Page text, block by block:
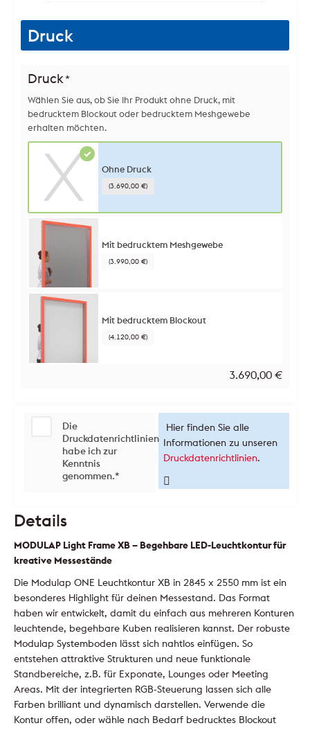
Druck
Druck*
Wählen Sie aus, ob Sie Ihr Produkt ohne Druck, mit
bedrucktem Blockout oder bedrucktem Meshgewebe
erhalten möchten.
Ohne Druck
(3.690,00 €)
Mit bedrucktem Meshgewebe
(3.990,00 €)
Mit bedrucktem Blockout
(4.120,00 €)
3.690,00 €
Die
Druckdatenrichtlinien
habe ich zur
Kenntnis
genommen.*
Hier finden Sie alle
Informationen zu unseren
Druckdatenrichtlinien.
Details
MODULAP Light Frame XB – Begehbare LED-Leuchtkontur für
kreative Messestände
Die Modulap ONE Leuchtkontur XB in 2845 x 2550 mm ist ein
besonderes Highlight für deinen Messestand. Das Format
haben wir entwickelt, damit du einfach aus mehreren Konturen
leuchtende, begehbare Kuben realisieren kannst. Der robuste
Modulap Systemboden lässt sich nahtlos einfügen. So
entstehen attraktive Strukturen und neue funktionale
Standbereiche, z.B. für Exponate, Lounges oder Meeting
Areas. Mit der integrierten RGB-Steuerung lassen sich alle
Farben brilliant und dynamisch darstellen. Verwende die
Kontur offen, oder wähle nach Bedarf bedrucktes Blockout